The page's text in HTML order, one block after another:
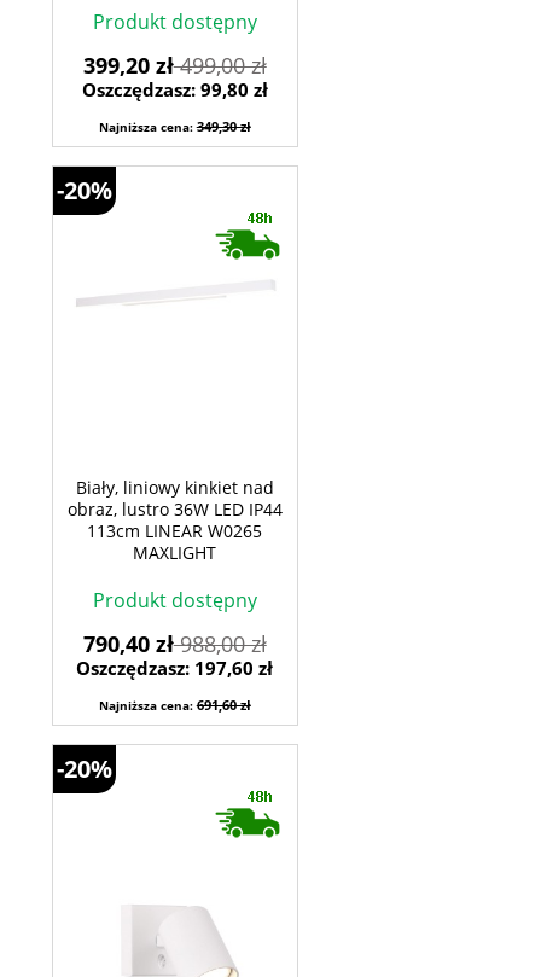
Produkt dostępny
399,20 zł499,00 zł
Oszczędzasz: 99,80 zł
Najniższa cena:349,30 zł
Biały, liniowy kinkiet nad
obraz, lustro 36W LED IP44
113cm LINEAR W0265
MAXLIGHT
Produkt dostępny
790,40 zł988,00 zł
Oszczędzasz: 197,60 zł
Najniższa cena:691,60 zł
-20%
-20%